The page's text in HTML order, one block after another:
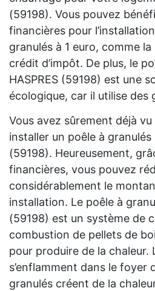
(59198). Vous pouvez
financières pour l’installation
granulés à 1 euro, comme
crédit d’impôt. De plus, le
HASPRES (59198) est une
écologique, car il utilise des
Vous avez sûrement déjà
installer un poêle à granulés
(59198). Heureusement,
financières, vous pouvez
considérablement le
installation. Le poêle à
(59198) est un système de
combustion de pellets de
pour produire de la chaleur.
s’enflamment dans le foyer
granulés créent de la